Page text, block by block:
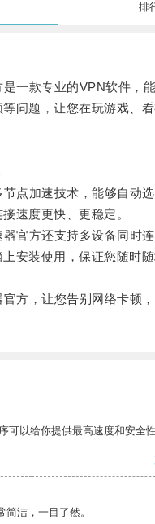
排
款专业的VPN软件，能
问题，让您在玩游戏、
加速技术，能够自动选
速度更快、更稳定。
方还支持多设备同时连
安装使用，保证您随时
，让您告别网络卡顿，
可以给你提供最高速度和安全性
洁，一目了然。